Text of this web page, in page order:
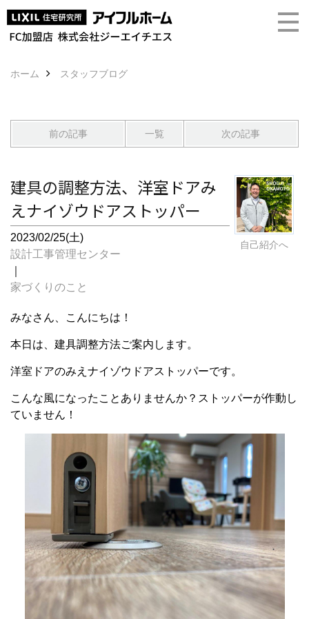
ホーム スタッフブログ
前の記事 一覧 次の記事
自己紹介へ
建具の調整方法、洋室ドアみ
えナイゾウドアストッパー
2023/02/25(土)
設計工事管理センター
家づくりのこと
みなさん、こんにちは！
本日は、建具調整方法ご案内します。
洋室ドアのみえナイゾウドアストッパーです。
こんな風になったことありませんか？ストッパーが作動し
ていません！